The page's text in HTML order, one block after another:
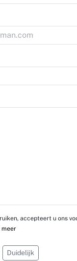
accepteert u ons
meer
Duidelijk